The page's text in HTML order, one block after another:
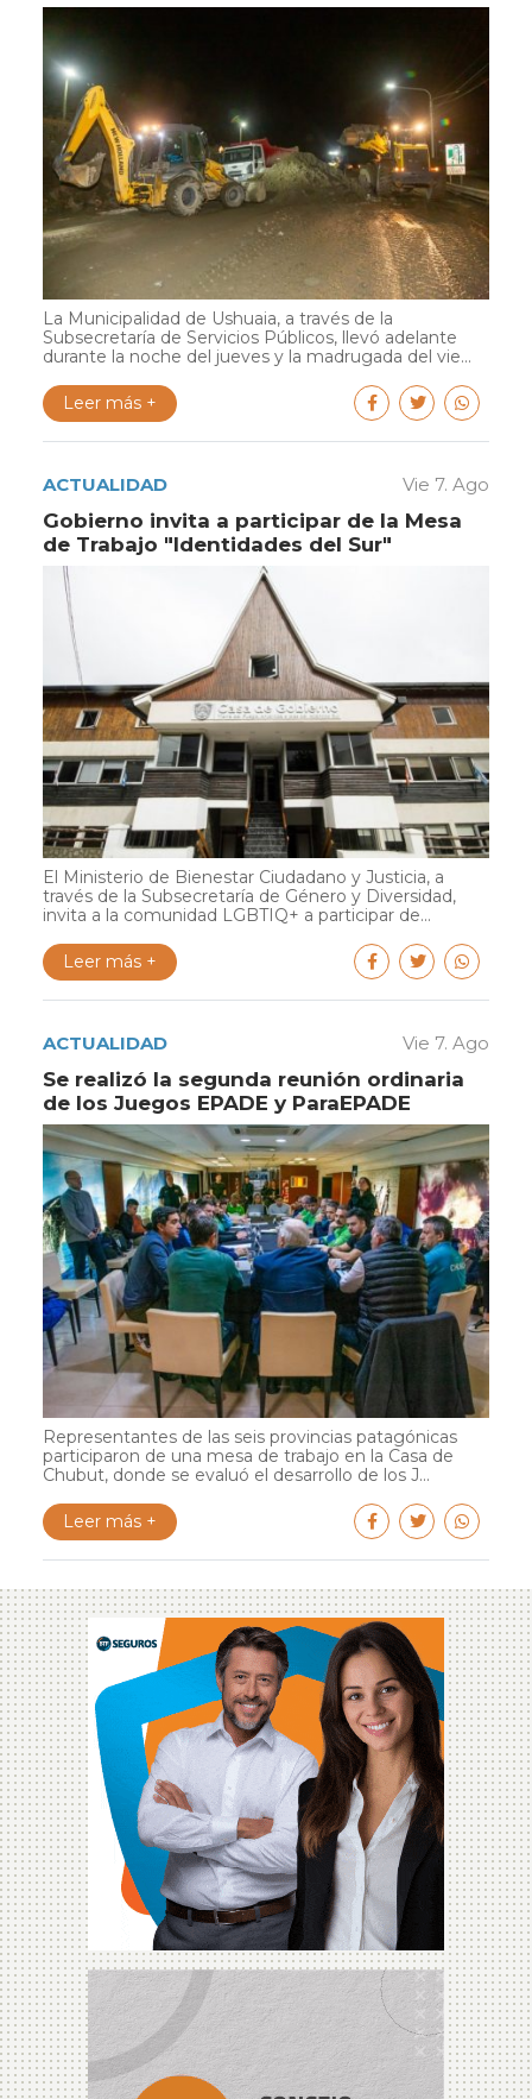
La Municipalidad de Ushuaia, a través de la
Subsecretaría de Servicios Públicos, llevó adelante
durante la noche del jueves y la madrugada del vie...
Leer más +
ACTUALIDAD Vie 7. Ago
Gobierno invita a participar de la Mesa
de Trabajo "Identidades del Sur"
El Ministerio de Bienestar Ciudadano y Justicia, a
través de la Subsecretaría de Género y Diversidad,
invita a la comunidad LGBTIQ+ a participar de...
Leer más +
ACTUALIDAD Vie 7. Ago
Se realizó la segunda reunión ordinaria
de los Juegos EPADE y ParaEPADE
Representantes de las seis provincias patagónicas
participaron de una mesa de trabajo en la Casa de
Chubut, donde se evaluó el desarrollo de los J...
Leer más +